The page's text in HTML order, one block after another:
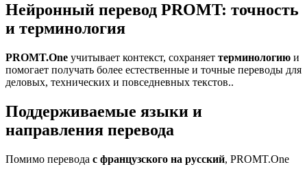
Нейронный перевод PROMT: точность
и терминология
PROMT.One учитывает контекст, сохраняет терминологию и
помогает получать более естественные и точные переводы для
деловых, технических и повседневных текстов..
Поддерживаемые языки и
направления перевода
Помимо перевода с французского на русский, PROMT.One